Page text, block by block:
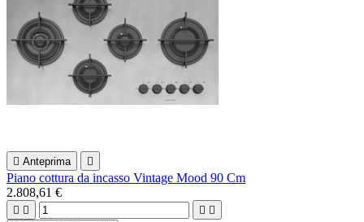
 Anteprima 
Piano cottura da incasso Vintage Mood 90 Cm
2.808,61 €
   